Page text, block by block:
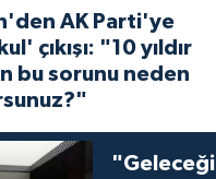
AK Parti'ye
çıkışı: "10 yıldır
bu sorunu neden
"Geleceği